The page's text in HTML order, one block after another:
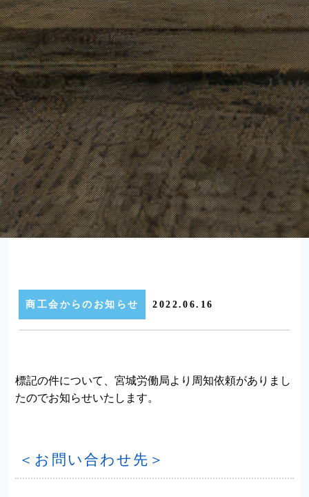
商工会からのお知らせ 2022.06.16
標記の件について、宮城労働局より周知依頼がありまし
たのでお知らせいたします。
＜お問い合わせ先＞